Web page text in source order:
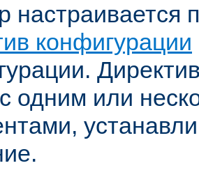
настраивается
конфигурации
одним или